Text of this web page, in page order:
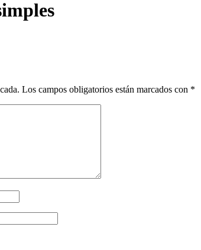
Los campos obligatorios están marcados con *